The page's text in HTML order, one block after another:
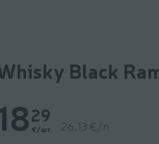
Black
29
€/шт. 26,13 €/л